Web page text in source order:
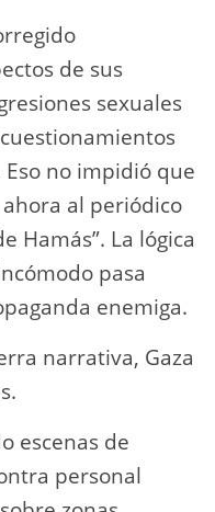
de sus
sexuales
no impidió que
al periódico
Hamás”. La lógica
pasa
enemiga.
narrativa, Gaza
escenas de
personal